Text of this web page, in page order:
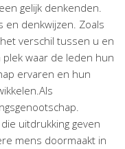
gelijk denkenden.
en denkwijzen. Zoals
verschil tussen u en
plek waar de leden hun
ervaren en hun
uitdrukking geven
mens doormaakt in